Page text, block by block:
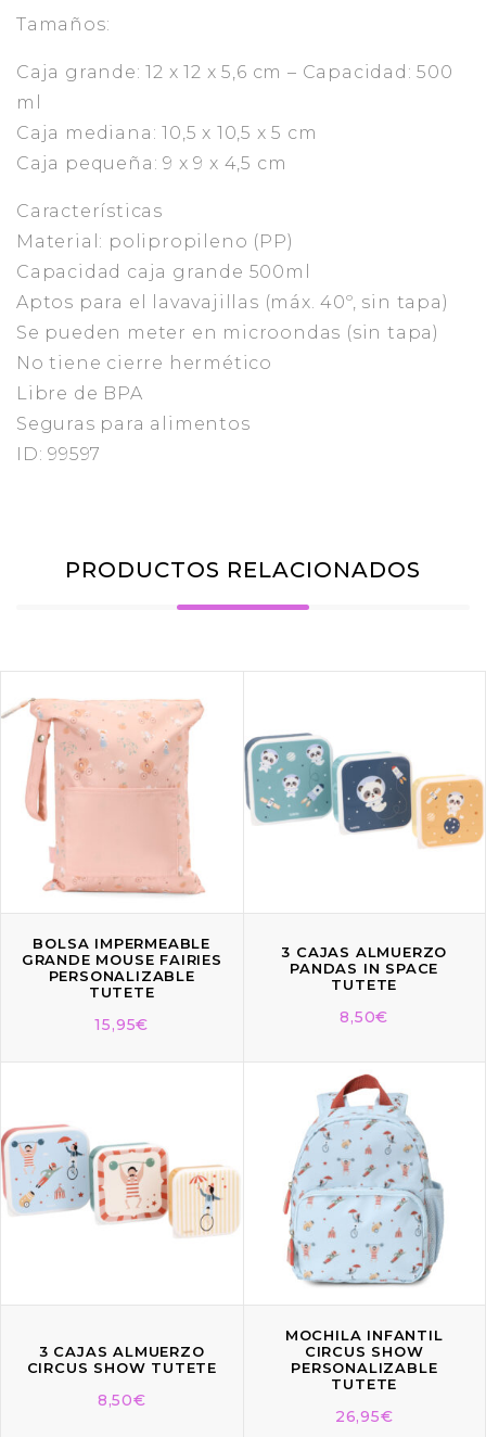
Tamaños:
Caja grande: 12 x 12 x 5,6 cm – Capacidad: 500
ml
Caja mediana: 10,5 x 10,5 x 5 cm
Caja pequeña: 9 x 9 x 4,5 cm
Características
Material: polipropileno (PP)
Capacidad caja grande 500ml
Aptos para el lavavajillas (máx. 40º, sin tapa)
Se pueden meter en microondas (sin tapa)
No tiene cierre hermético
Libre de BPA
Seguras para alimentos
ID: 99597
PRODUCTOS RELACIONADOS
BOLSA IMPERMEABLE
GRANDE MOUSE FAIRIES
PERSONALIZABLE
TUTETE
15,95€
3 CAJAS ALMUERZO
PANDAS IN SPACE
TUTETE
8,50€
3 CAJAS ALMUERZO
CIRCUS SHOW TUTETE
8,50€
MOCHILA INFANTIL
CIRCUS SHOW
PERSONALIZABLE
TUTETE
26,95€